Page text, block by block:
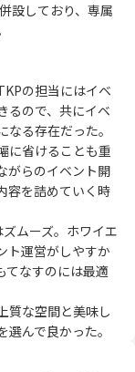
設しており、専属
の担当にはイベ
るので、共にイベ
る存在だった。
に省けることも重
がらのイベント開
容を詰めていく時
ムーズ。ホワイエ
ト運営がしやすか
てなすのには最適
質な空間と美味し
んで良かった。